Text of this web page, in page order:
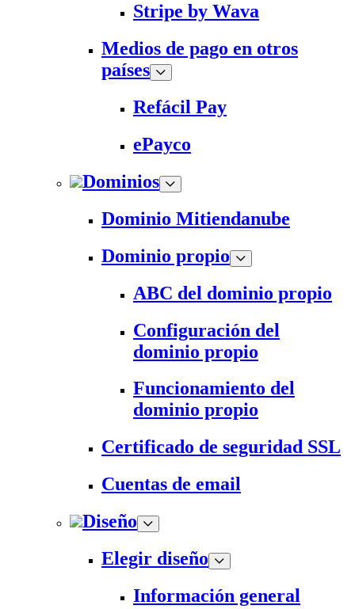
Stripe by Wava
Medios de pago en otros
países
Refácil Pay
ePayco
Dominios
Dominio Mitiendanube
Dominio propio
ABC del dominio propio
Configuración del
dominio propio
Funcionamiento del
dominio propio
Certificado de seguridad SSL
Cuentas de email
Diseño
Elegir diseño
Información general